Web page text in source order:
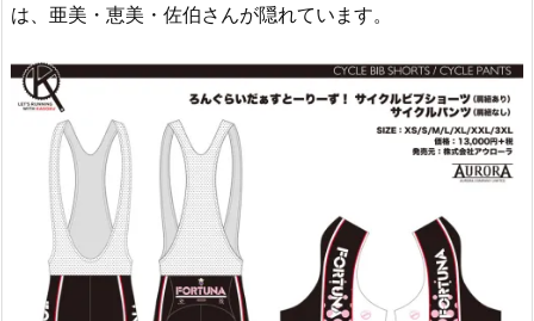
は、亜美・恵美・佐伯さんが隠れています。